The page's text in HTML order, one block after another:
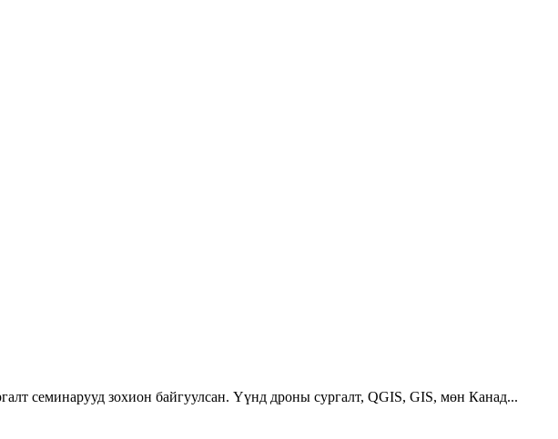
семинарууд зохион байгуулсан. Үүнд дроны сургалт, QGIS, GIS, мөн Канад...